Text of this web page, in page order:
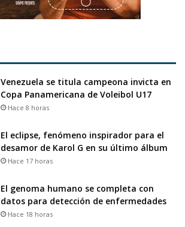
Venezuela se titula campeona invicta en
Copa Panamericana de Voleibol U17
Hace 8 horas
El eclipse, fenómeno inspirador para el
desamor de Karol G en su último álbum
Hace 17 horas
El genoma humano se completa con
datos para detección de enfermedades
Hace 18 horas